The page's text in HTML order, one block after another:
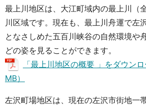
最上川地区は、大江町域内の最上川（
川区域です。現在も、最上川舟運で左
となさしめた五百川峡谷の自然環境や
どの姿を見ることができます。
「最上川地区の概要 」をダウン
MB）
左沢町場地区は、現在の左沢市街地一